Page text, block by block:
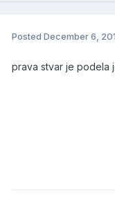
Posted December 6,
prava stvar je podela